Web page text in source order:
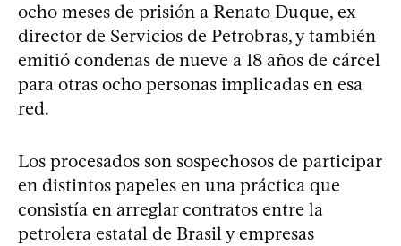
ocho meses de prisión a Renato Duque, ex
director de Servicios de Petrobras, y también
emitió condenas de nueve a 18 años de cárcel
para otras ocho personas implicadas en esa
red.
Los procesados son sospechosos de participar
en distintos papeles en una práctica que
consistía en arreglar contratos entre la
petrolera estatal de Brasil y empresas